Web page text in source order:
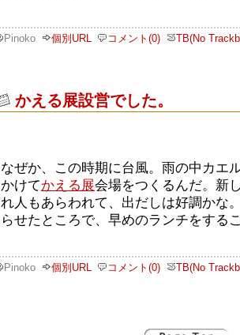
Pinoko 個別URL コメント(0) TB(No
かえる展設営でした。
なぜか、この時期に台風。雨の中カエ
かけてかえる展会場をつくるんだ。新
れ人もあらわれて、出だしは好調かな
らせたところで、早めのランチをする
Pinoko 個別URL コメント(0) TB(No